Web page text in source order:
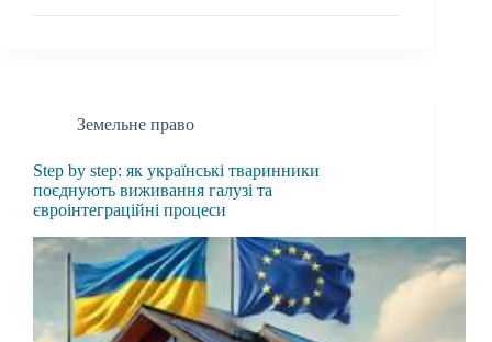
Земельне право
Step by step: як українські тваринники
поєднують виживання галузі та
євроінтеграційні процеси